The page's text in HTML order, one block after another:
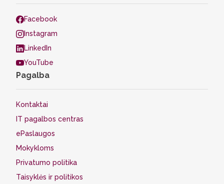
Facebook
Instagram
LinkedIn
YouTube
Pagalba
Kontaktai
IT pagalbos centras
ePaslaugos
Mokykloms
Privatumo politika
Taisyklės ir politikos